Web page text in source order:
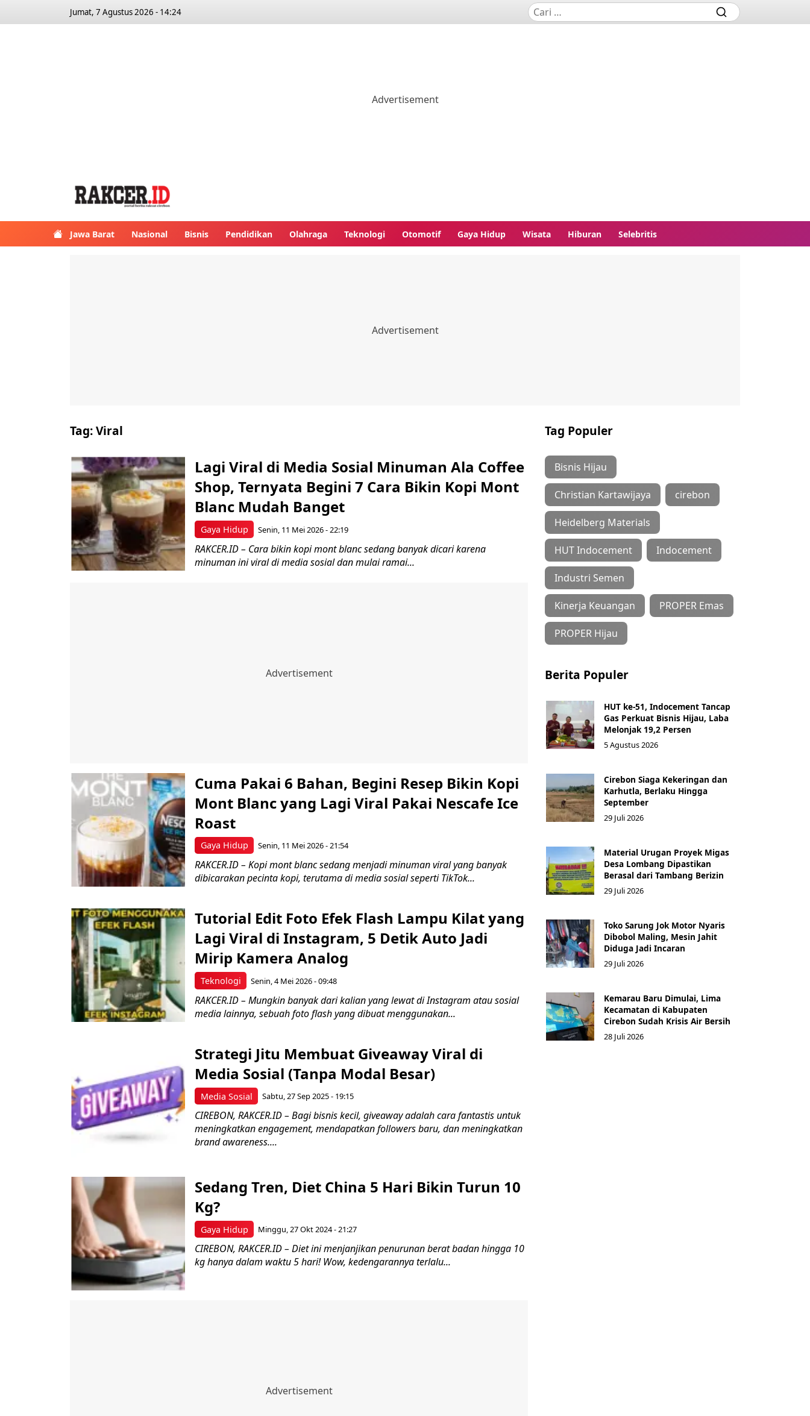
Jumat, 7 Agustus 2026 - 14:24
Jawa Barat Nasional Bisnis Pendidikan Olahraga Teknologi Otomotif Gaya Hidup Wisata Hiburan Selebritis
Tag:Viral
Gaya Hidup
Lagi Viral di Media Sosial Minuman Ala Coffee
Shop, Ternyata Begini 7 Cara Bikin Kopi Mont
Blanc Mudah Banget
Senin, 11 Mei 2026 - 22:19
RAKCER.ID – Cara bikin kopi mont blanc sedang banyak dicari karena
minuman ini viral di media sosial dan mulai ramai...
Gaya Hidup
Cuma Pakai 6 Bahan, Begini Resep Bikin Kopi
Mont Blanc yang Lagi Viral Pakai Nescafe Ice
Roast
Senin, 11 Mei 2026 - 21:54
RAKCER.ID – Kopi mont blanc sedang menjadi minuman viral yang banyak
dibicarakan pecinta kopi, terutama di media sosial seperti TikTok...
Teknologi
Tutorial Edit Foto Efek Flash Lampu Kilat yang
Lagi Viral di Instagram, 5 Detik Auto Jadi
Mirip Kamera Analog
Senin, 4 Mei 2026 - 09:48
RAKCER.ID – Mungkin banyak dari kalian yang lewat di Instagram atau sosial
media lainnya, sebuah foto flash yang dibuat menggunakan...
Media Sosial
Strategi Jitu Membuat Giveaway Viral di
Media Sosial (Tanpa Modal Besar)
Sabtu, 27 Sep 2025 - 19:15
CIREBON, RAKCER.ID – Bagi bisnis kecil, giveaway adalah cara fantastis untuk
meningkatkan engagement, mendapatkan followers baru, dan meningkatkan
brand awareness....
Gaya Hidup
Sedang Tren, Diet China 5 Hari Bikin Turun 10
Kg?
Minggu, 27 Okt 2024 - 21:27
CIREBON, RAKCER.ID – Diet ini menjanjikan penurunan berat badan hingga 10
kg hanya dalam waktu 5 hari! Wow, kedengarannya terlalu...
Tag Populer
Bisnis Hijau
Christian Kartawijaya cirebon
Heidelberg Materials
HUT Indocement Indocement
Industri Semen
Kinerja Keuangan PROPER Emas
PROPER Hijau
Berita Populer
HUT ke-51, Indocement Tancap
Gas Perkuat Bisnis Hijau, Laba
Melonjak 19,2 Persen
5 Agustus 2026
Cirebon Siaga Kekeringan dan
Karhutla, Berlaku Hingga
September
29 Juli 2026
Material Urugan Proyek Migas
Desa Lombang Dipastikan
Berasal dari Tambang Berizin
29 Juli 2026
Toko Sarung Jok Motor Nyaris
Dibobol Maling, Mesin Jahit
Diduga Jadi Incaran
29 Juli 2026
Kemarau Baru Dimulai, Lima
Kecamatan di Kabupaten
Cirebon Sudah Krisis Air Bersih
28 Juli 2026